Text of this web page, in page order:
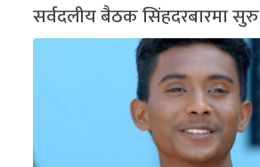
सर्वदलीय बैठक सिंहदरबारमा सुरु